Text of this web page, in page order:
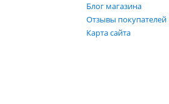
Блог магазина
Отзывы покупателей
Карта сайта